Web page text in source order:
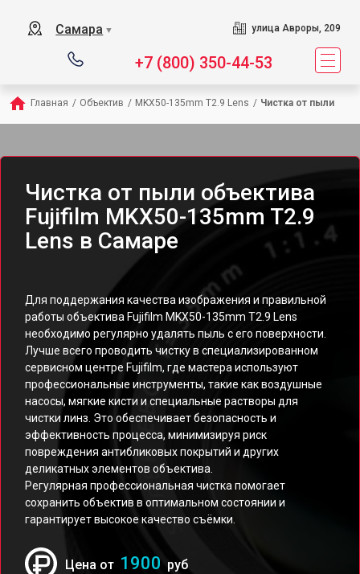
Самара ▼ улица Авроры, 209
+7 (800) 350-44-53
Главная / Объектив / MKX50-135mm T2.9 Lens / Чистка от пыли
Чистка от пыли объектива
Fujifilm MKX50-135mm T2.9
Lens в Самаре
Для поддержания качества изображения и правильной
работы объектива Fujifilm MKX50-135mm T2.9 Lens
необходимо регулярно удалять пыль с его поверхности.
Лучше всего проводить чистку в специализированном
сервисном центре Fujifilm, где мастера используют
профессиональные инструменты, такие как воздушные
насосы, мягкие кисти и специальные растворы для
чистки линз. Это обеспечивает безопасность и
эффективность процесса, минимизируя риск
повреждения антибликовых покрытий и других
деликатных элементов объектива.
Регулярная профессиональная чистка помогает
сохранить объектив в оптимальном состоянии и
гарантирует высокое качество съёмки.
Цена от 1900 руб